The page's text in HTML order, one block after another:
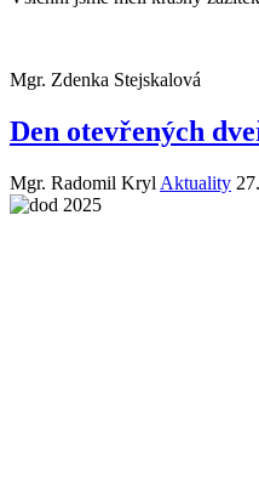
Mgr. Zdenka Stejskalová
Den otevřených
Mgr. Radomil Kryl Aktuality